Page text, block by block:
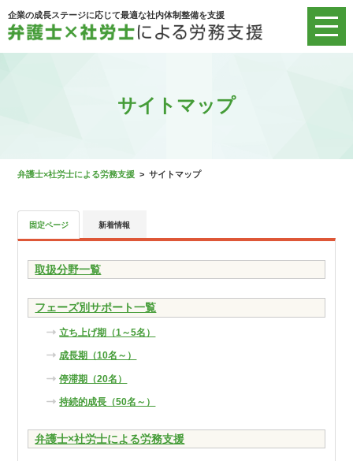
企業の成長ステージに応じて最適な社内体制整備を支援
サイトマップ
弁護士×社労士による労務支援 >サイトマップ
固定ページ 新着情報
取扱分野一覧
フェーズ別サポート一覧
立ち上げ期（1～5名）
成長期（10名～）
停滞期（20名）
持続的成長（50名～）
弁護士×社労士による労務支援